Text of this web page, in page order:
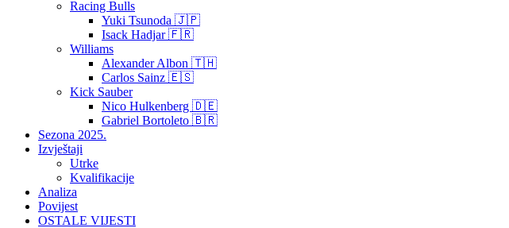
Racing Bulls
Yuki Tsunoda 🇯🇵
Isack Hadjar 🇫🇷
Williams
Alexander Albon 🇹🇭
Carlos Sainz 🇪🇸
Kick Sauber
Nico Hulkenberg 🇩🇪
Gabriel Bortoleto 🇧🇷
Sezona 2025.
Izvještaji
Utrke
Kvalifikacije
Analiza
Povijest
OSTALE VIJESTI